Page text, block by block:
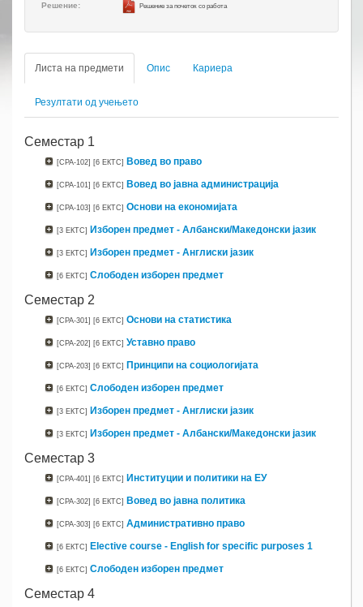
Решение: Решение за почеток со работа
Листа на предмети Опис Кариера
Резултати од учењето
Семестар 1
[CPA-102] [6 ЕКТС] Вовед во право
[CPA-101] [6 ЕКТС] Вовед во јавна администрација
[CPA-103] [6 ЕКТС] Основи на економијата
[3 ЕКТС] Изборен предмет - Албански/Mакедонски јазик
[3 ЕКТС] Изборен предмет - Англиски јазик
[6 ЕКТС] Слободен изборен предмет
Семестар 2
[CPA-301] [6 ЕКТС] Основи на статистика
[CPA-202] [6 ЕКТС] Уставно право
[CPA-203] [6 ЕКТС] Принципи на социологијата
[6 ЕКТС] Слободен изборен предмет
[3 ЕКТС] Изборен предмет - Англиски јазик
[3 ЕКТС] Изборен предмет - Албански/Mакедонски јазик
Семестар 3
[CPA-401] [6 ЕКТС] Институции и политики на ЕУ
[CPA-302] [6 ЕКТС] Вовед во јавна политика
[CPA-303] [6 ЕКТС] Административно право
[6 ЕКТС] Elective course - English for specific purposes 1
[6 ЕКТС] Слободен изборен предмет
Семестар 4